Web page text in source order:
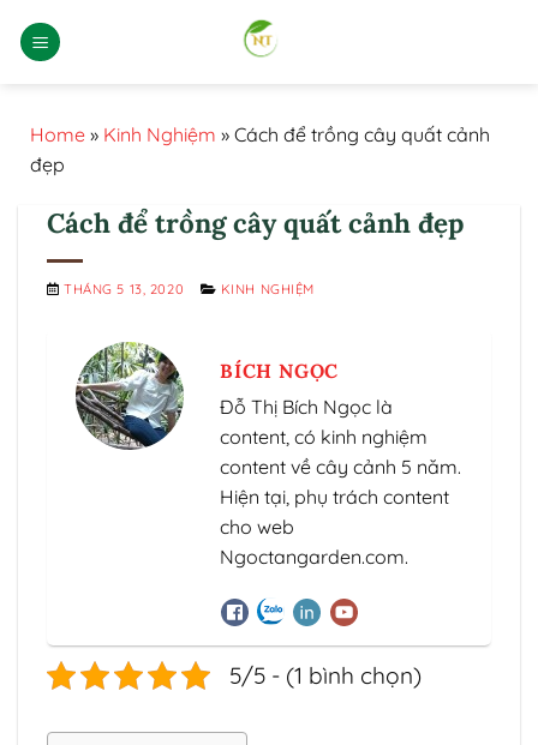
qua
Home » Kinh Nghiệm » Cách để trồng cây quất cảnh
đẹp
Cách để trồng cây quất cảnh đẹp
THÁNG 5 13, 2020 KINH NGHIỆM
BÍCH NGỌC
Đỗ Thị Bích Ngọc là
content, có kinh nghiệm
content về cây cảnh 5 năm.
Hiện tại, phụ trách content
cho web
Ngoctangarden.com.
5/5 - (1 bình chọn)